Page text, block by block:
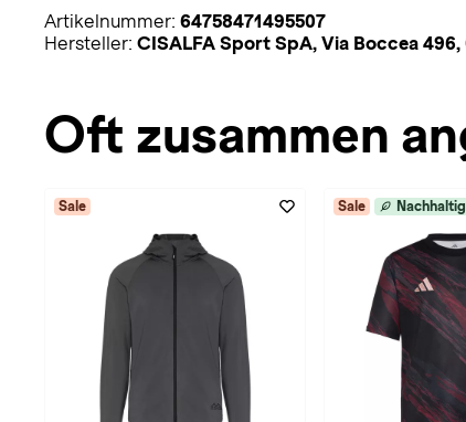
Artikelnummer: 64758471495507
Hersteller: CISALFA Sport SpA, Via Boccea
Oft zusammen
Sale Sale Nachhaltig